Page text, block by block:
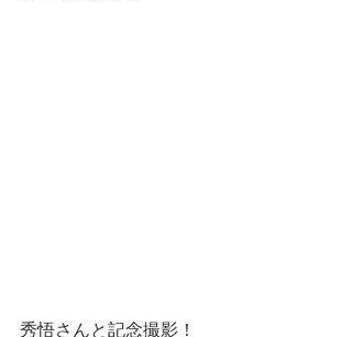
秀悟さんと記念撮影！